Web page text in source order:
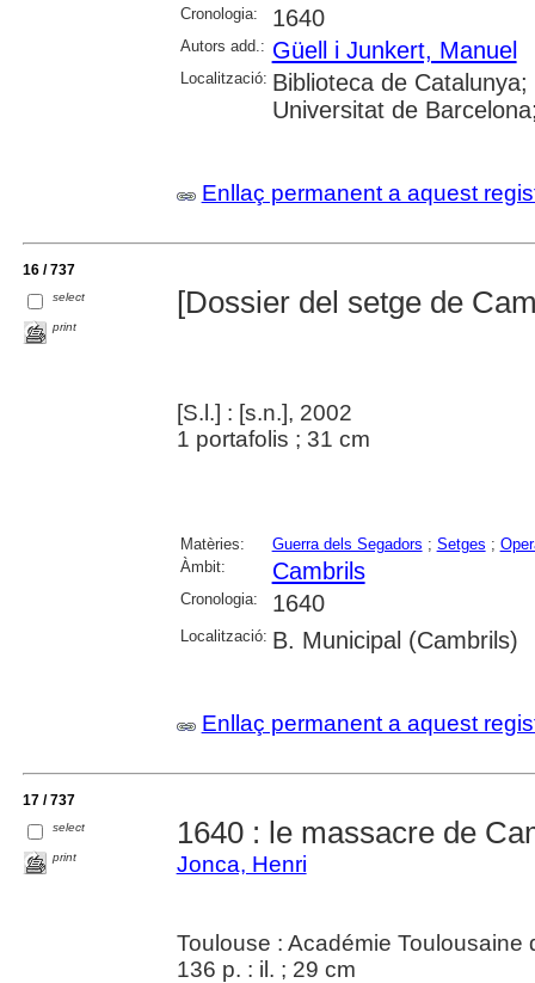
Cronologia: 1640
Autors add.: Güell i Junkert, Manuel
Localització: Biblioteca de
Universitat de
Enllaç permanent a aquest
16 / 737
select
print
[Dossier del setge de
[S.l.] : [s.n.], 2002
1 portafolis ; 31 cm
Matèries: Guerra dels Segadors ; Setges ;
Àmbit:
Cambrils
Cronologia: 1640
Localització: B. Municipal (Cambrils)
Enllaç permanent a aquest
17 / 737
select
print
1640 : le massacre de
Jonca, Henri
Toulouse : Académie
136 p. : il. ; 29 cm